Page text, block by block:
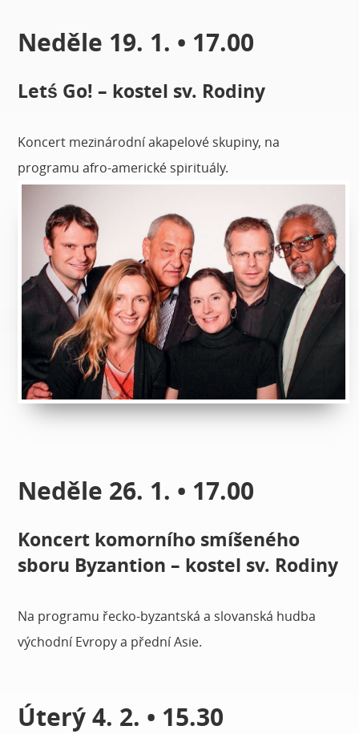
Neděle 19. 1. • 17.00
Letś Go! – kostel sv. Rodiny
Koncert mezinárodní akapelové skupiny, na
programu afro-americké spirituály.
Neděle 26. 1. • 17.00
Koncert komorního smíšeného
sboru Byzantion – kostel sv. Rodiny
Na programu řecko-byzantská a slovanská hudba
východní Evropy a přední Asie.
Úterý 4. 2. • 15.30